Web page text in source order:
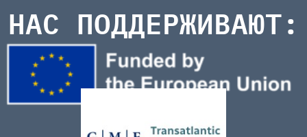
НАС ПОДДЕРЖИВАЮТ: